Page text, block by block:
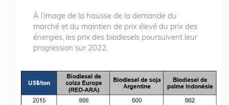
À l’image de la hausse de la demande du
marché et du maintien de prix élevé du prix des
énergies, les prix des biodiesels poursuivent leur
progression sur 2022.